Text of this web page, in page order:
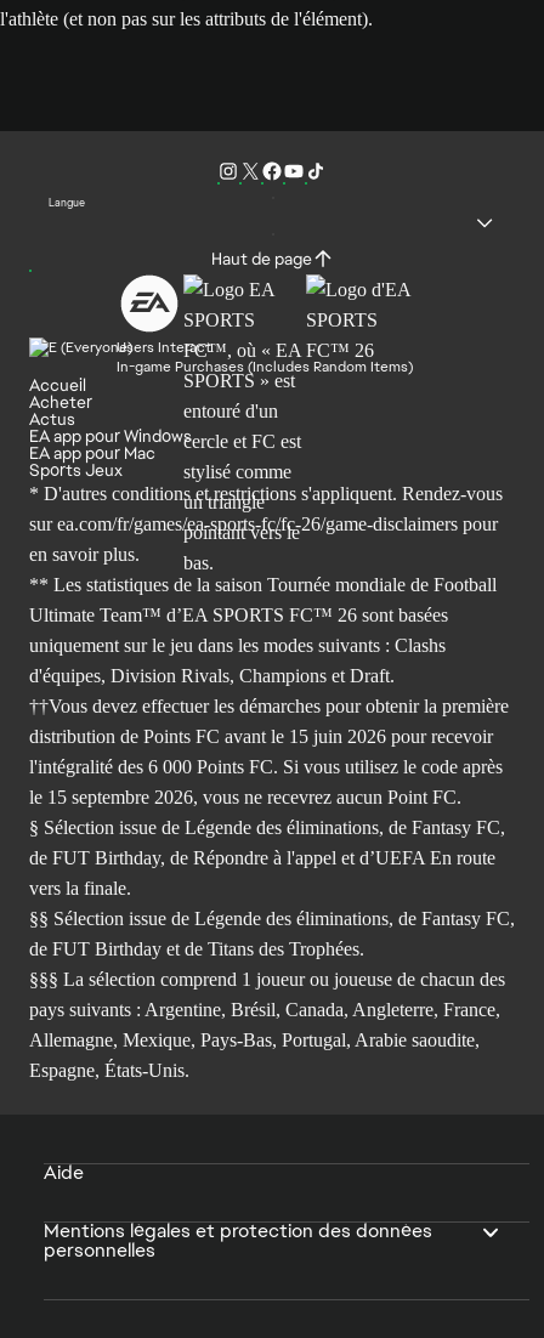
l'athlète (et non pas sur les attributs de l'élément).
Langue
Haut de page
Users Interact
In-game Purchases (Includes Random Items)
Accueil
Acheter
Actus
EA app pour Windows
EA app pour Mac
Sports Jeux
* D'autres conditions et restrictions s'appliquent. Rendez-vous
sur ea.com/fr/games/ea-sports-fc/fc-26/game-disclaimers pour
en savoir plus.
** Les statistiques de la saison Tournée mondiale de Football
Ultimate Team™ d’EA SPORTS FC™ 26 sont basées
uniquement sur le jeu dans les modes suivants : Clashs
d'équipes, Division Rivals, Champions et Draft.
††Vous devez effectuer les démarches pour obtenir la première
distribution de Points FC avant le 15 juin 2026 pour recevoir
l'intégralité des 6 000 Points FC. Si vous utilisez le code après
le 15 septembre 2026, vous ne recevrez aucun Point FC.
§ Sélection issue de Légende des éliminations, de Fantasy FC,
de FUT Birthday, de Répondre à l'appel et d’UEFA En route
vers la finale.
§§ Sélection issue de Légende des éliminations, de Fantasy FC,
de FUT Birthday et de Titans des Trophées.
§§§ La sélection comprend 1 joueur ou joueuse de chacun des
pays suivants : Argentine, Brésil, Canada, Angleterre, France,
Allemagne, Mexique, Pays-Bas, Portugal, Arabie saoudite,
Espagne, États-Unis.
Aide
Mentions légales et protection des données
personnelles